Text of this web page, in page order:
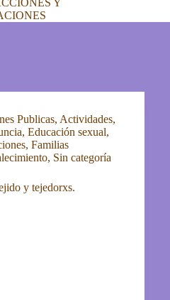
Publicas, Actividades,
, Educación sexual,
, Familias
, Sin categoría
y tejedorxs.